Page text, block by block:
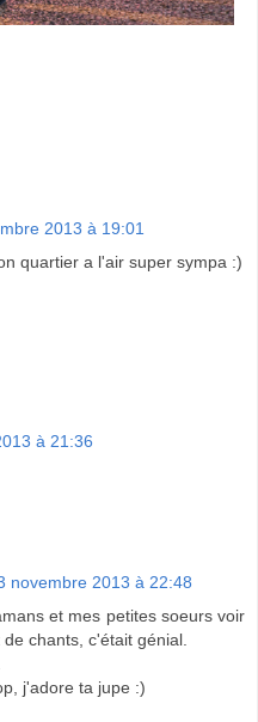
2013 à 19:01
quartier a l'air super sympa :)
à 21:36
novembre 2013 à 22:48
et mes petites soeurs voir
chants, c'était génial.
j'adore ta jupe :)